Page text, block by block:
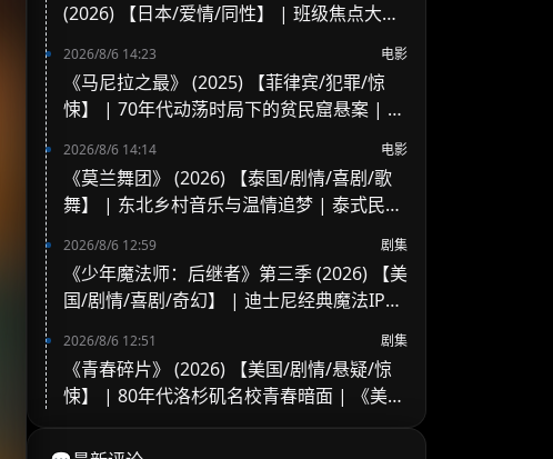
(2026) 【日本/爱情/同性】 | 班级焦点大帅
高甜校园BL
2026/8/6 14:23 电影
《马尼拉之最》 (2025) 【菲律宾/犯罪/惊
悚】 | 70年代动荡时局下的贫民窟悬案 | 菲
2026/8/6 14:14 电影
《莫兰舞团》 (2026) 【泰国/剧情/喜剧/歌
舞】 | 东北乡村音乐与温情追梦 | 泰式民谣
2026/8/6 12:59 剧集
《少年魔法师：后继者》第三季 (2026) 【美
国/剧情/喜剧/奇幻】 | 迪士尼经典魔法IP终
2026/8/6 12:51 剧集
《青春碎片》 (2026) 【美国/剧情/悬疑/惊
悚】 | 80年代洛杉矶名校青春暗面 | 《美国